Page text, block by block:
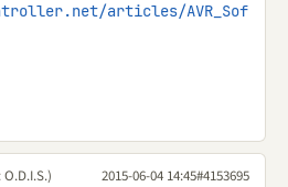
articles/AVR_Sof
2015-06-04 14:45#4153695